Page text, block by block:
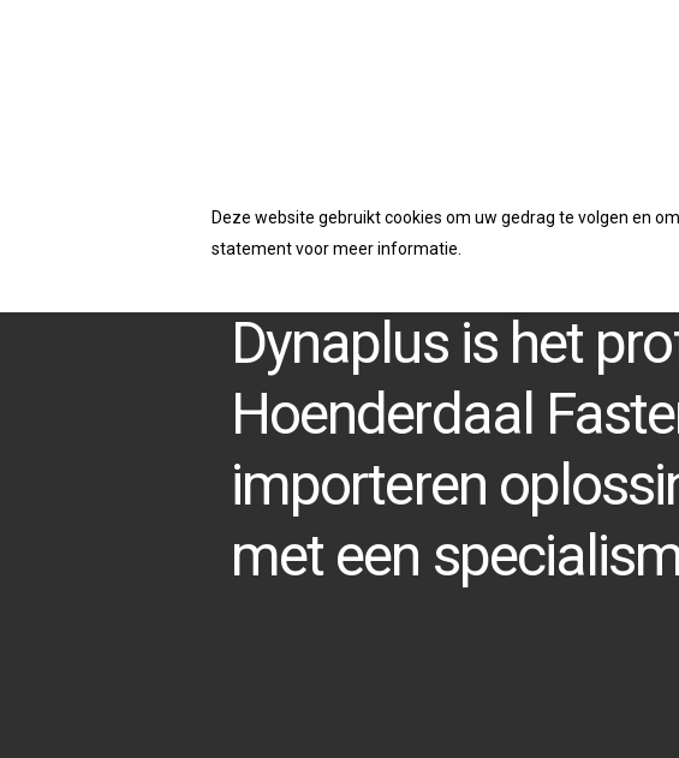
Dynaplus is het
Hoenderdaal
importeren
met een
Deze website gebruikt cookies om uw gedrag te volgen en
statement voor meer informatie.